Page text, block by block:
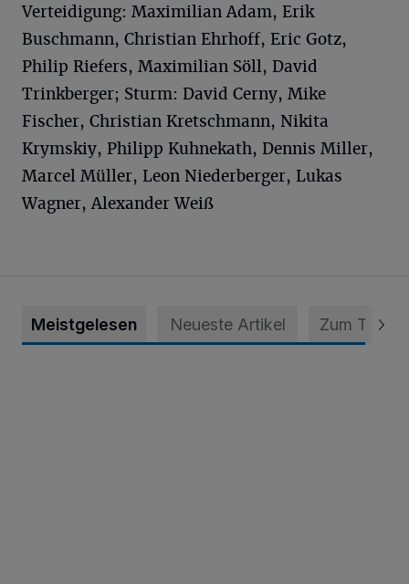
Verteidigung: Maximilian Adam, Erik
Buschmann, Christian Ehrhoff, Eric Gotz,
Philip Riefers, Maximilian Söll, David
Trinkberger; Sturm: David Cerny, Mike
Fischer, Christian Kretschmann, Nikita
Krymskiy, Philipp Kuhnekath, Dennis Miller,
Marcel Müller, Leon Niederberger, Lukas
Wagner, Alexander Weiß
Meistgelesen Neueste Artikel Zum Thema